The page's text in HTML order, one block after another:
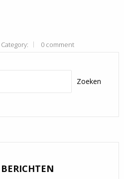
Category: 0 comment
Zoeken